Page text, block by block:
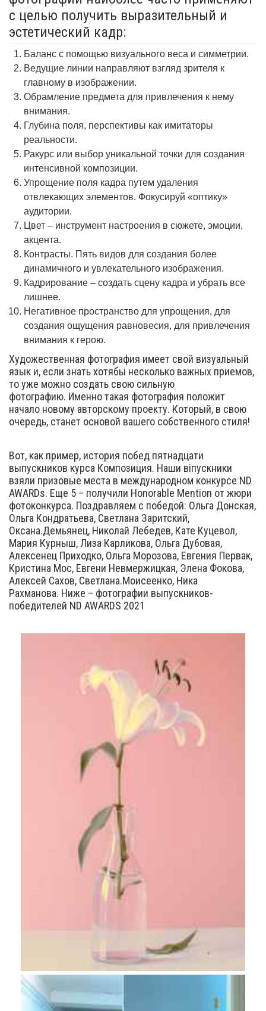
с целью получить выразительный и
эстетический кадр:
Баланс с помощью визуального веса и симметрии.
Ведущие линии направляют взгляд зрителя к
главному в изображении.
Обрамление предмета для привлечения к нему
внимания.
Глубина поля, перспективы как имитаторы
реальности.
Ракурс или выбор уникальной точки для создания
интенсивной композиции.
Упрощение поля кадра путем удаления
отвлекающих элементов. Фокусируй «оптику»
аудитории.
Цвет – инструмент настроения в сюжете, эмоции,
акцента.
Контрасты. Пять видов для создания более
динамичного и увлекательного изображения.
Кадрирование – создать сцену кадра и убрать все
лишнее.
Негативное пространство для упрощения, для
создания ощущения равновесия, для привлечения
внимания к герою.
Художественная фотография имеет свой визуальный
язык и, если знать хотябьі несколько важных приемов,
то уже можно создать свою сильную
фотографию. Именно такая фотография положит
начало новому авторскому проекту. Который, в свою
очередь, станет основой вашего собственного стиля!
Вот, как пример, история побед пятнадцати
выпускников курса Композиция. Наши віпускники
взяли призовые места в международном конкурсе ND
AWARDs. Еще 5 – получили Honorable Mention от жюри
фотоконкурса. Поздравляем с победой: Ольга Донская,
Ольга Кондратьева, Светлана Заритский,
Оксана.Демьянец, Николай Лебедев, Кате Куцевол,
Мария Курныш, Лиза Карликова, Ольга Дубовая,
Алексенец Приходко, Ольга Морозова, Евгения Первак,
Кристина Мос, Евгени Невмержицкая, Элена Фокова,
Алексей Сахов, Светлана.Моисеенко, Ника
Рахманова. Ниже – фотографии выпускников-
победителей ND AWARDS 2021